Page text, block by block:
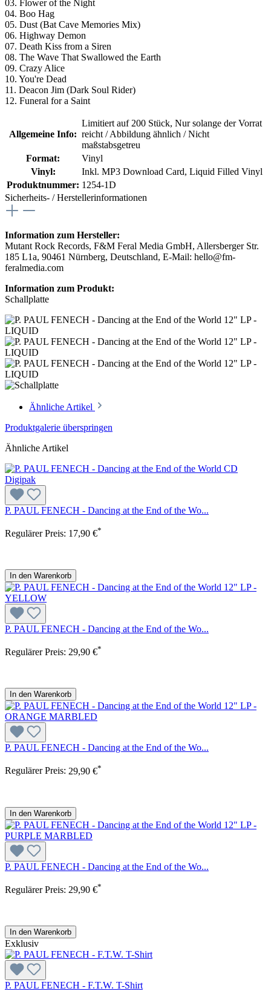
03. Flower of the Night
04. Boo Hag
05. Dust (Bat Cave Memories Mix)
06. Highway Demon
07. Death Kiss from a Siren
08. The Wave That Swallowed the Earth
09. Crazy Alice
10. You're Dead
11. Deacon Jim (Dark Soul Rider)
12. Funeral for a Saint
Allgemeine Info:
Limitiert auf 200 Stück, Nur solange der Vorrat
reicht / Abbildung ähnlich / Nicht
maßstabsgetreu
Format:
Vinyl
Vinyl:
Inkl. MP3 Download Card, Liquid Filled Vinyl
Produktnummer: 1254-1D
Sicherheits- / Herstellerinformationen
Information zum Hersteller:
Mutant Rock Records, F&M Feral Media GmbH, Allersberger Str.
185 L1a, 90461 Nürnberg, Deutschland, E-Mail: hello@fm-
feralmedia.com
Information zum Produkt:
Schallplatte
Ähnliche Artikel
Produktgalerie überspringen
Ähnliche Artikel
P. PAUL FENECH - Dancing at the End of the Wo...
Regulärer Preis: 17,90 €*
In den Warenkorb
P. PAUL FENECH - Dancing at the End of the Wo...
Regulärer Preis: 29,90 €*
In den Warenkorb
P. PAUL FENECH - Dancing at the End of the Wo...
Regulärer Preis: 29,90 €*
In den Warenkorb
P. PAUL FENECH - Dancing at the End of the Wo...
Regulärer Preis: 29,90 €*
In den Warenkorb
Exklusiv
P. PAUL FENECH - F.T.W. T-Shirt